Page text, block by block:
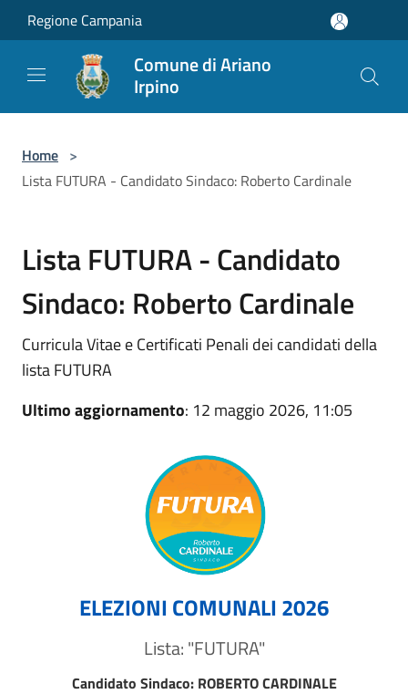
Salta al contenuto principale
Regione Campania
Comune di Ariano
Irpino
Home >
Lista FUTURA - Candidato Sindaco: Roberto Cardinale
Lista FUTURA - Candidato
Sindaco: Roberto Cardinale
Curricula Vitae e Certificati Penali dei candidati della
lista FUTURA
Ultimo aggiornamento: 12 maggio 2026, 11:05
ELEZIONI COMUNALI 2026
Lista: "FUTURA"
Candidato Sindaco: ROBERTO CARDINALE